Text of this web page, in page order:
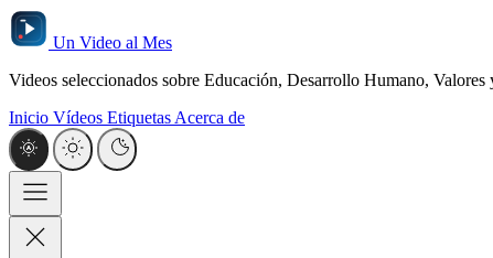
Un Video al Mes
Videos seleccionados sobre Educación, Desarrollo Humano, Valores
Inicio Vídeos Etiquetas Acerca de